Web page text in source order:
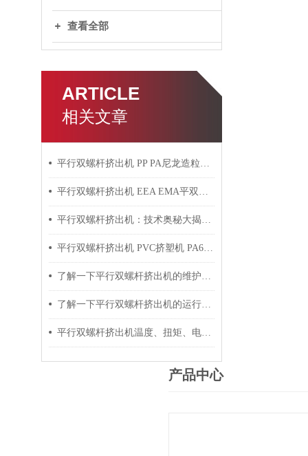
查看全部
ARTICLE
相关文章
平行双螺杆挤出机 PP PA尼龙造粒机技术参数
平行双螺杆挤出机 EEA EMA平双挤出机 双螺杆挤出机技术参数
平行双螺杆挤出机：技术奥秘大揭秘！
平行双螺杆挤出机 PVC挤塑机 PA6+玻纤挤出造粒机技术参数
了解一下平行双螺杆挤出机的维护保养方法吧
了解一下平行双螺杆挤出机的运行过程吧
平行双螺杆挤出机温度、扭矩、电流控制要点
产品中心